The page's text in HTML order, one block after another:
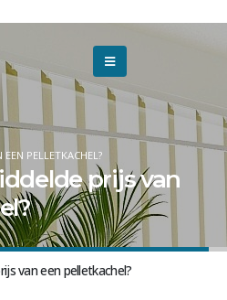
PELLETKACHEL?
prijs van
van een pelletkachel?